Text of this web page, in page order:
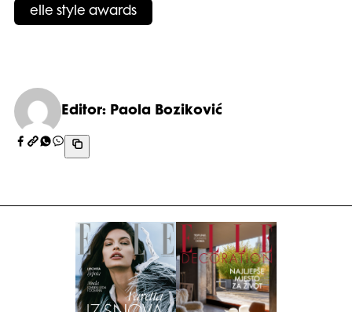
elle style awards
Editor: Paola Boziković